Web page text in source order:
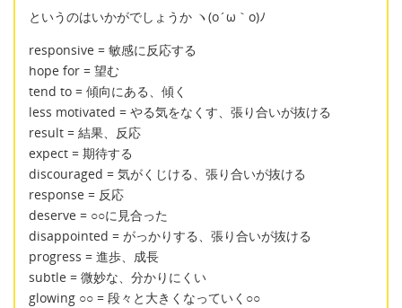
というのはいかがでしょうか ヽ(o´ω｀o)ﾉ
responsive = 敏感に反応する
hope for = 望む
tend to = 傾向にある、傾く
less motivated = やる気をなくす、張り合いが抜ける
result = 結果、反応
expect = 期待する
discouraged = 気がくじける、張り合いが抜ける
response = 反応
deserve = ○○に見合った
disappointed = がっかりする、張り合いが抜ける
progress = 進歩、成長
subtle = 微妙な、分かりにくい
glowing ○○ = 段々と大きくなっていく○○